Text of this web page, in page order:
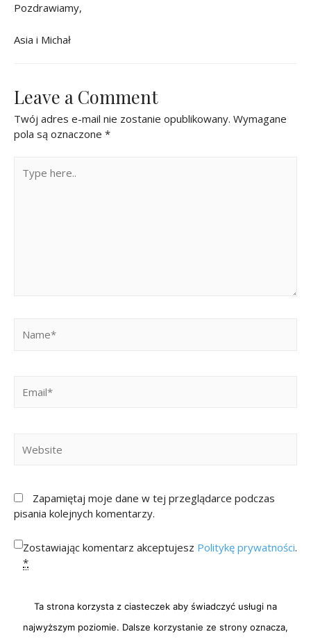
Pozdrawiamy,
Asia i Michał
Leave a Comment
Twój adres e-mail nie zostanie opublikowany. Wymagane
pola są oznaczone *
Zapamiętaj moje dane w tej przeglądarce podczas
pisania kolejnych komentarzy.
Zostawiając komentarz akceptujesz Politykę prywatności.
*
Ta strona korzysta z ciasteczek aby świadczyć usługi na
najwyższym poziomie. Dalsze korzystanie ze strony oznacza,